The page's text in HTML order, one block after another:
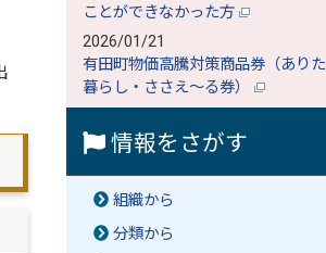
ことができなかった方
2026/01/21
有田町物価高騰対策商品券（ありた
暮らし・ささえ～る券）
情報をさがす
組織から
分類から